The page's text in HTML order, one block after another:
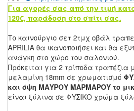
Για αγορές σας από την τιμή
120€, παράδοση στο σπίτι σας.
Το καινούργιο σετ 2τμχ οβάλ
APRILIA θα ικανοποιήσει και θα
ανάγκη στο χώρο του σαλονιού.
Πρόκειται για 2 τρίποδα
μελαμίνη 18mm σε χρωματισμό
και όψη ΜΑΥΡΟΥ ΜΑΡΜΑΡΟΥ το
είναι ξύλινα σε ΦΥΣΙΚΟ χρώμα